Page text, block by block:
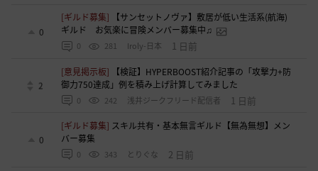
0
[ギルド募集]
【サンセットノヴァ】敷居が低い生活系(航海)
ギルド お気楽に冒険メンバー募集中♫
0 281 Iroly-日本 1 日前
2
[意見掲示板]
【検証】HYPERBOOST紹介記事の「攻撃力+防
御力750達成」例を積み上げ計算してみました
0 242 浅井ジークフリード配信者 1 日前
0
[ギルド募集] スキル共有・基本無言ギルド【無為無想】メン
バー募集
0 343 とりぐな 2 日前